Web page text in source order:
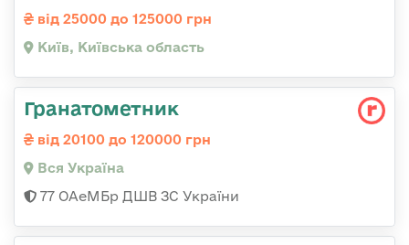
від 25000 до 125000 грн
Київ, Київська область
Гранатометник
від 20100 до 120000 грн
Вся Україна
77 ОАеМБр ДШВ ЗС України